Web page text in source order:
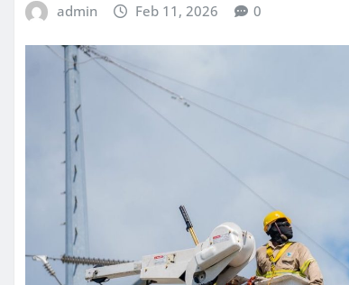
admin Feb 11, 2026 0